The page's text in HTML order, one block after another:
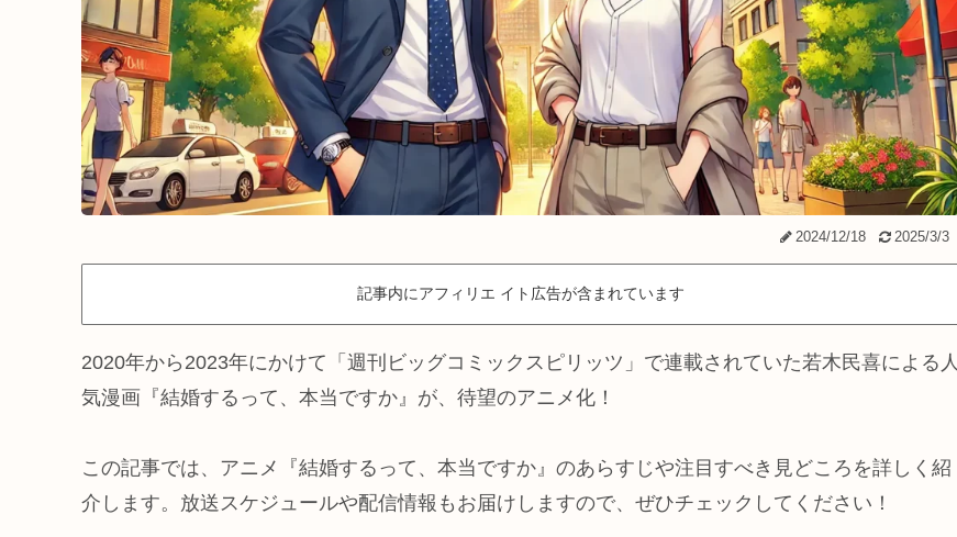
2024/12/18 2025/3/3
記事内にアフィリエ イト広告が含まれています
2020年から2023年にかけて「週刊ビッグコミックスピリッツ」で連載されていた若木民喜による人
気漫画『結婚するって、本当ですか』が、待望のアニメ化！
この記事では、アニメ『結婚するって、本当ですか』のあらすじや注目すべき見どころを詳しく紹
介します。放送スケジュールや配信情報もお届けしますので、ぜひチェックしてください！